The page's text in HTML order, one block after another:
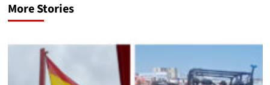
More Stories